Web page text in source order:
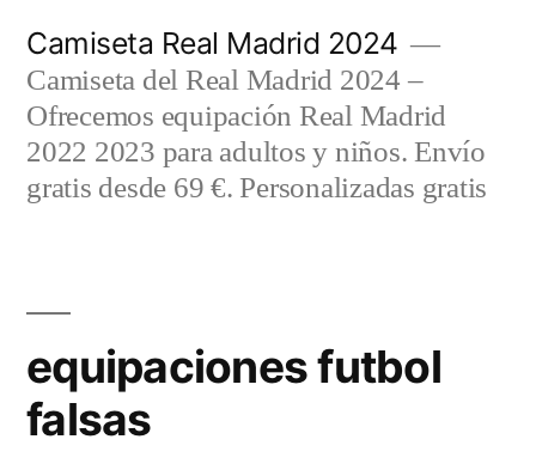
contenido
Camiseta Real Madrid 2024
Camiseta del Real Madrid 2024 –
Ofrecemos equipación Real Madrid
2022 2023 para adultos y niños. Envío
gratis desde 69 €. Personalizadas gratis
equipaciones futbol
falsas